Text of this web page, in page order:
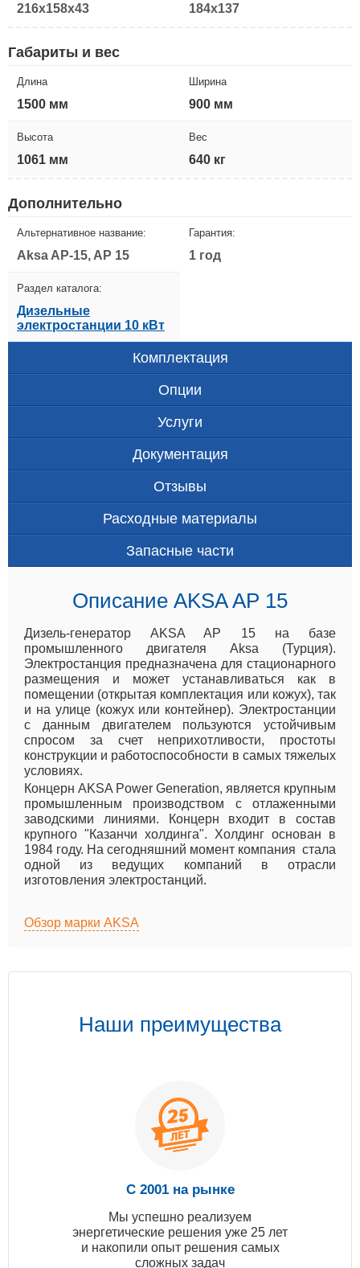
216x158x43 184x137
Габариты и вес
Длина
1500 мм
Ширина
900 мм
Высота
1061 мм
Вес
640 кг
Дополнительно
Альтернативное название:
Aksa AP-15, AP 15
Гарантия:
1 год
Раздел каталога:
Дизельные
электростанции 10 кВт
Комплектация
Опции
Услуги
Документация
Отзывы
Расходные материалы
Запасные части
Описание AKSA AP 15
Дизель-генератор AKSA AP 15 на базе
промышленного двигателя Aksa (Турция).
Электростанция предназначена для стационарного
размещения и может устанавливаться как в
помещении (открытая комплектация или кожух), так
и на улице (кожух или контейнер). Электростанции
с данным двигателем пользуются устойчивым
спросом за счет неприхотливости, простоты
конструкции и работоспособности в самых тяжелых
условиях.
Концерн AKSA Power Generation, является крупным
промышленным производством с отлаженными
заводскими линиями. Концерн входит в состав
крупного "Казанчи холдинга". Холдинг основан в
1984 году. На сегодняшний момент компания стала
одной из ведущих компаний в отрасли
изготовления электростанций.
Обзор марки AKSA
Наши преимущества
С 2001 на рынке
Мы успешно реализуем
энергетические решения уже 25 лет
и накопили опыт решения самых
сложных задач